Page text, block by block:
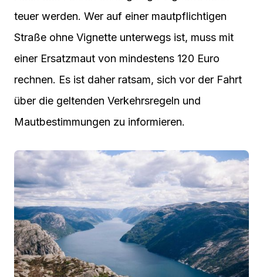
teuer werden. Wer auf einer mautpflichtigen
Straße ohne Vignette unterwegs ist, muss mit
einer Ersatzmaut von mindestens 120 Euro
rechnen. Es ist daher ratsam, sich vor der Fahrt
über die geltenden Verkehrsregeln und
Mautbestimmungen zu informieren.